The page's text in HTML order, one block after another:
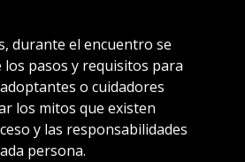
durante el encuentro se
los pasos y requisitos para
o cuidadores
los mitos que existen
y las responsabilidades
persona.